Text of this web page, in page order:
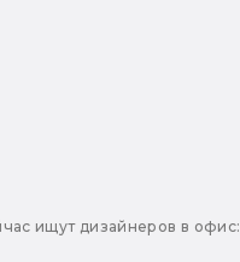
ищут дизайнеров в офис: